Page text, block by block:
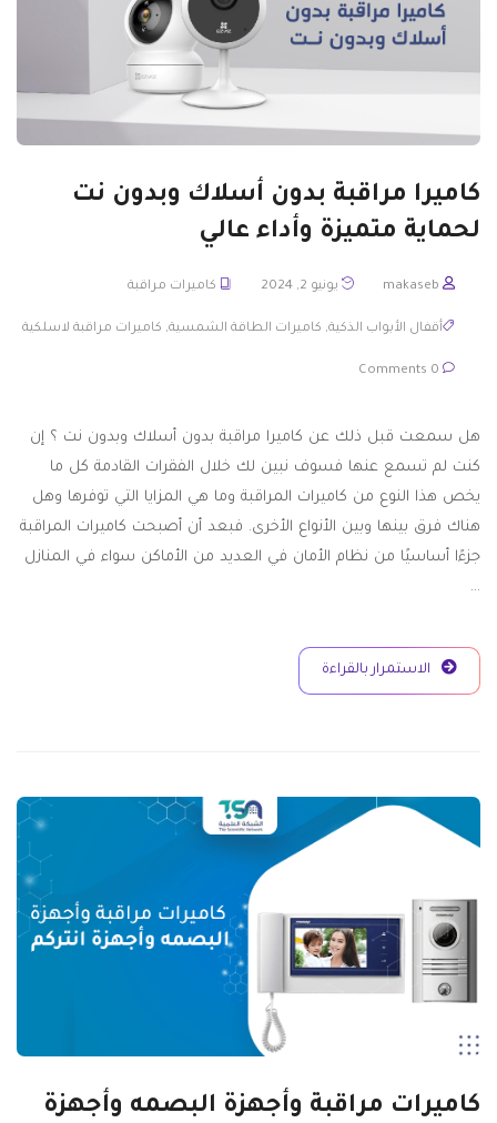
كاميرا مراقبة بدون أسلاك وبدون نت
لحماية متميزة وأداء عالي
makaseb يونيو 2, 2024 كاميرات مراقبة
أقفال الأبواب الذكية,كاميرات الطاقة الشمسية,كاميرات مراقبة لاسلكية
0 Comments
هل سمعت قبل ذلك عن كاميرا مراقبة بدون أسلاك وبدون نت ؟ إن
كنت لم تسمع عنها فسوف نبين لك خلال الفقرات القادمة كل ما
يخص هذا النوع من كاميرات المراقبة وما هي المزايا التي توفرها وهل
هناك فرق بينها وبين الأنواع الأخرى. فبعد أن أصبحت كاميرات المراقبة
جزءًا أساسيًا من نظام الأمان في العديد من الأماكن سواء في المنازل
الاستمرار بالقراءة
كاميرات مراقبة وأجهزة البصمه وأجهزة